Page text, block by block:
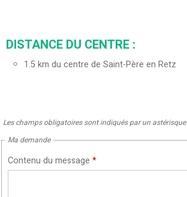
DISTANCE DU CENTRE :
1.5km du centre de Saint-Père en Retz
Les champs obligatoires sont indiqués par un astérisque
Ma demande
Contenu du message *